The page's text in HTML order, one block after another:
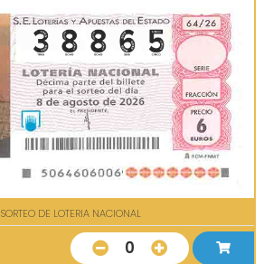
SORTEO DE LOTERIA NACIONAL
0